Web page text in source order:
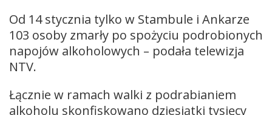
Od 14 stycznia tylko w Stambule i Ankarze
103 osoby zmarły po spożyciu podrobionych
napojów alkoholowych – podała telewizja
NTV.
Łącznie w ramach walki z podrabianiem
alkoholu skonfiskowano dziesiątki tysięcy